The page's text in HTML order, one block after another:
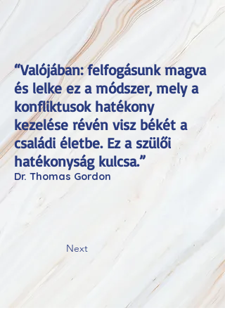
“Valójában: felfogásunk magva
és lelke ez a módszer, mely a
konfliktusok hatékony
kezelése révén visz békét a
családi életbe. Ez a szülői
hatékonyság kulcsa.”
Dr. Thomas Gordon
Next